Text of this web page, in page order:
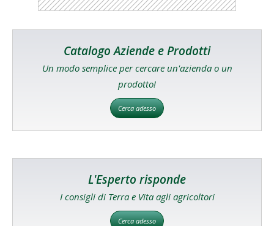
Catalogo Aziende e Prodotti
Un modo semplice per cercare un'azienda o un
prodotto!
Cerca adesso
L'Esperto risponde
I consigli di Terra e Vita agli agricoltori
Cerca adesso